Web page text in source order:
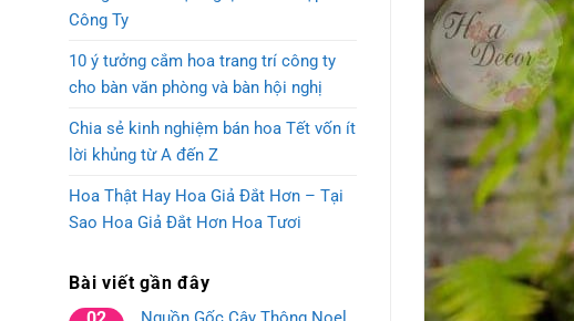
Công Ty
10 ý tưởng cắm hoa trang trí công ty
cho bàn văn phòng và bàn hội nghị
Chia sẻ kinh nghiệm bán hoa Tết vốn ít
lời khủng từ A đến Z
Hoa Thật Hay Hoa Giả Đắt Hơn – Tại
Sao Hoa Giả Đắt Hơn Hoa Tươi
Bài viết gần đây